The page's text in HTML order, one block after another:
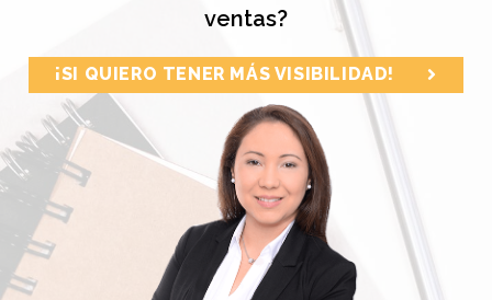
ventas?
¡SI QUIERO TENER MÁS VISIBILIDAD!